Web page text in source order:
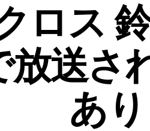
リ
ー
ロス
放送さ
あり